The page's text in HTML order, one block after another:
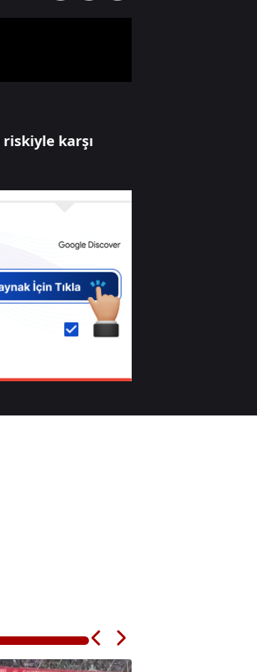
Mersin'de
eşik! Gözler
Meclis'te...
Yaşam
karşı